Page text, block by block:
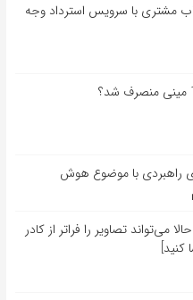
مشتری با سرویس استرداد وجه
راهبردی با موضوع هوش
هوش مصنوعی DALL-E حالا می‌تواند تصاویر را فراتر از کادر